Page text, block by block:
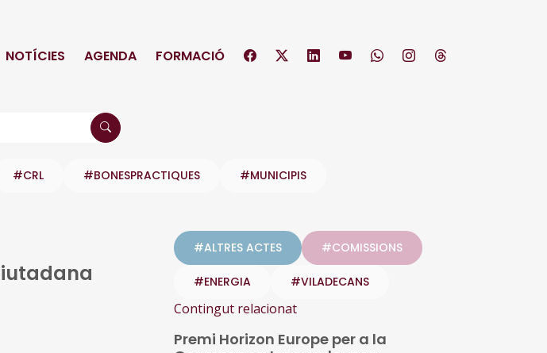
NOTÍCIES AGENDA FORMACIÓ
#CRL #BONESPRACTIQUES #MUNICIPIS
#ALTRES ACTES #COMISSIONS
#ENERGIA #VILADECANS
Contingut relacionat
Premi Horizon Europe per a la